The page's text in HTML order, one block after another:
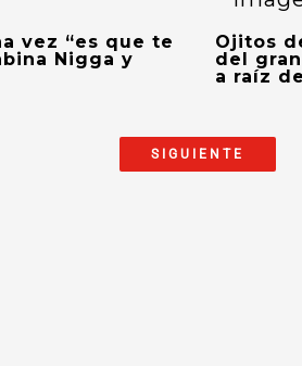
vez “es que te
Nigga y
Ojitos
del
a raíz
SIGUIENTE